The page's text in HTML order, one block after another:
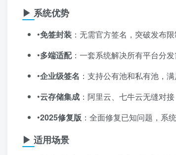
▶ 系统优势
•​免签封装 ：无需官方签名，突破发布
•​多端适配：一套系统解决所有平台分
•​企业级签名 ：支持公有池和私有池，
•​云存储集成 ：阿里云、七牛云无缝对
•​2025修复版 ：全面修复已知问题，系
▶ 适用场景